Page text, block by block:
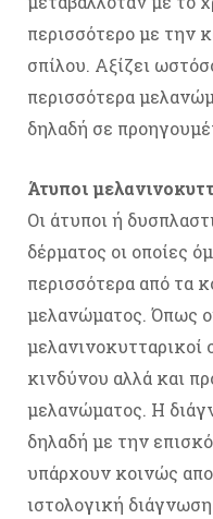
περισσότερο με την
σπίλου. Αξίζει
περισσότερα
δηλαδή σε
Άτυποι
Οι άτυποι ή
δέρματος οι οποίες
περισσότερα από τα
μελανώματος. Όπως
μελανινοκυτταρικοί
κινδύνου αλλά και
μελανώματος. Η
δηλαδή με την
υπάρχουν κοινώς
ιστολογική